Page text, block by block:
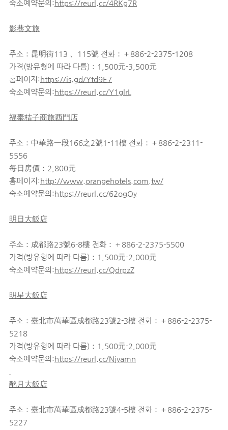
숙소예약문의: https://reurl.cc/4RKg7R
影巷文旅
주소：昆明街113 、115號 전화：＋886-2-2375-1208
가격(방유형에 따라 다름)：1,500元-3,500元
홈페이지:https://is.gd/Ytd9E7
숙소예약문의:https://reurl.cc/Y1glrL
福泰桔子商旅西門店
주소：中華路一段166之2號1-11樓 전화：＋886-2-2311-
5556
每日房價：2,800元
홈페이지:http://www.orangehotels.com.tw/
숙소예약문의:https://reurl.cc/62ogOy
明日大飯店
주소：成都路23號6-8樓 전화：＋886-2-2375-5500
가격(방유형에 따라 다름)：1,500元-2,000元
숙소예약문의:https://reurl.cc/QdrpzZ
明星大飯店
주소：臺北市萬華區成都路23號2-3樓 전화：＋886-2-2375-
5218
가격(방유형에 따라 다름)：1,500元-2,000元
숙소예약문의:https://reurl.cc/Njvamn
酩月大飯店
주소：臺北市萬華區成都路23號4-5樓 전화：＋886-2-2375-
5227